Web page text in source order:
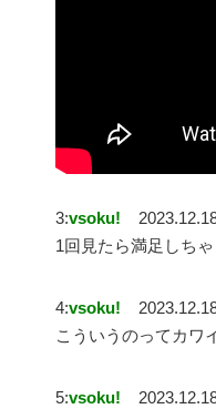
3:vsoku!
1回見たら満足しち
4:vsoku!
こういうのってカワ
5:vsoku!